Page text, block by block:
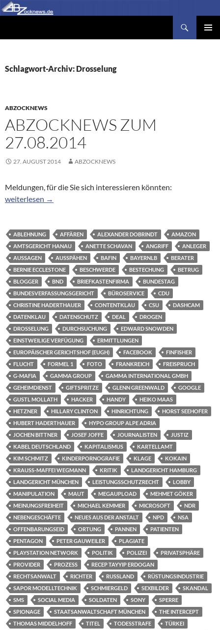
Zum
Inhalt
Schlagwort-Archiv: Drosselung
ABZOCKNEWS
ABZOCKNEWS ZUM
27.08.2014
27. AUGUST 2014 ABZOCKNEWS
Meldungen, für die Sie sich interessieren könnten:
Abzocknews zum 27.08.2014
weiterlesen →
ABLEHNUNG AFFÄREN ALEXANDER DOBRINDT
AMAZON
AMTSGERICHT HANAU
ANETTE SCHAVAN ANGRIFF
ANLEGER
AUSSAGEN
AUSSPÄHEN BAFIN BAYERNLB
BERATER
BERNIE ECCLESTONE
BESCHWERDE BESTECHUNG
BETRUG
BLOGGER
BND BRIEFKASTENFIRMA
BUNDESTAG
BUNDESVERFASSUNGSGERICHT
BÜROSERVICE
CDU
CHRISTINE HADERTHAUER
CONTENTKLAU CSU
DASHCAM
DATENKLAU
DATENSCHUTZ DEAL
DROGEN
DROSSELUNG
DURCHSUCHUNG
EDWARD SNOWDEN
EINSTWEILIGE VERFÜGUNG
ERMITTLUNGEN
EUROPÄISCHER GERICHTSHOF (EUGH)
FACEBOOK
FINFISHER
FLUCHT
FORMEL 1 FOTO FRANKREICH
FREISPRUCH
G-MAFIA
GAMMA GROUP
GAMMA INTERNATIONAL GMBH
GEHEIMDIENST
GIFTSPRITZE GLENN GREENWALD
GOOGLE
GUSTL MOLLATH
HACKER HANDY
HEIKO MAAS
HETZNER
HILLARY CLINTON HINRICHTUNG
HORST SEEHOFER
HUBERT HADERTHAUER
HYPO GROUP ALPE ADRIA
JOCHEN BITTNER
JOSEF JOFFE JOURNALISTEN
JUSTIZ
KABEL DEUTSCHLAND
KAPITALISMUS
KARTELLAMT
KIM SCHMITZ
KINDERPORNOGRAFIE KLAGE
KOKAIN
KRAUSS-MAFFEI WEGMANN
KRITIK
LANDGERICHT HAMBURG
LANDGERICHT MÜNCHEN
LEISTUNGSSCHUTZRECHT
LOBBY
MANIPULATION
MAUT MEGAUPLOAD
MEHMET GÖKER
MEINUNGSFREIHEIT
MICHAEL KEMMER MICROSOFT
NDR
NEBENGESCHÄFTE
NEUES AUS DER ANSTALT NPD
NSA
OFFENBARUNGSEID
ORTUNG PANNEN
PATIENTEN
PENTAGON
PETER GAUWEILER
PLAGIATE
PLAYSTATION NETWORK
POLITIK POLIZEI
PRIVATSPHÄRE
PROVIDER
PROZESS
RECEP TAYYIP ERDOGAN
RECHTSANWALT
RICHTER RUSSLAND
RÜSTUNGSINDUSTRIE
SAPOR MODELLTECHNIK
SCHMIERGELD SEXBILDER
SKANDAL
SMS
SOCIAL MEDIA SOLDATEN SONY
SPERRE
SPIONAGE
STAATSANWALTSCHAFT MÜNCHEN
THE INTERCEPT
THOMAS MIDDELHOFF
TITEL TODESSTRAFE
TÜRKEI